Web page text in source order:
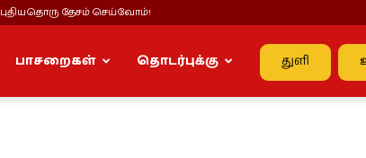
புதியதொரு தேசம் செய்வோம்!
துளி
பாசறைகள் தொடர்புக்கு